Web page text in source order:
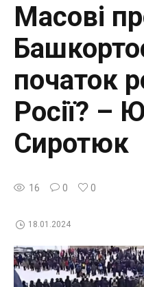
Масові
початок
Росії? –
Сиротюк
16 0 0
18.01.2024